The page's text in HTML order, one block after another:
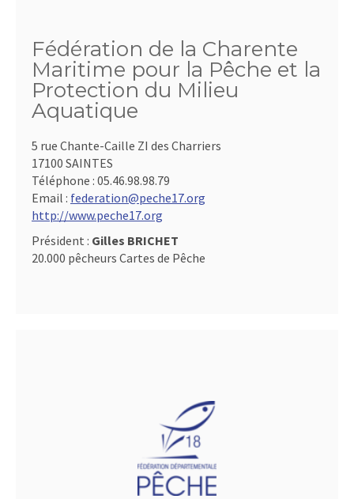
Fédération de la Charente
Maritime pour la Pêche et la
Protection du Milieu
Aquatique
5 rue Chante-Caille ZI des Charriers
17100 SAINTES
Téléphone : 05.46.98.98.79
Email : federation@peche17.org
http://www.peche17.org
Président : Gilles BRICHET
20.000 pêcheurs Cartes de Pêche